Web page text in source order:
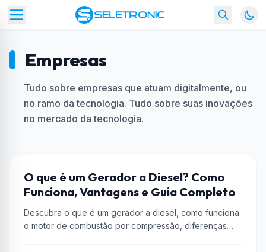
Empresas
Tudo sobre empresas que atuam digitalmente, ou
no ramo da tecnologia. Tudo sobre suas inovações
no mercado da tecnologia.
DICAS
O que é um Gerador a Diesel? Como
Funciona, Vantagens e Guia Completo
Descubra o que é um gerador a diesel, como funciona
o motor de combustão por compressão, diferenças